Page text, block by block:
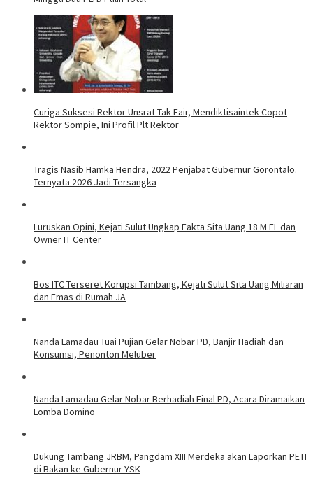
Curiga Suksesi Rektor Unsrat Tak Fair, Mendiktisaintek Copot
Rektor Sompie, Ini Profil Plt Rektor
Tragis Nasib Hamka Hendra, 2022 Penjabat Gubernur Gorontalo.
Ternyata 2026 Jadi Tersangka
Luruskan Opini, Kejati Sulut Ungkap Fakta Sita Uang 18 M EL dan
Owner IT Center
Bos ITC Terseret Korupsi Tambang, Kejati Sulut Sita Uang Miliaran
dan Emas di Rumah JA
Nanda Lamadau Tuai Pujian Gelar Nobar PD, Banjir Hadiah dan
Konsumsi, Penonton Meluber
Nanda Lamadau Gelar Nobar Berhadiah Final PD, Acara Diramaikan
Lomba Domino
Dukung Tambang JRBM, Pangdam XIII Merdeka akan Laporkan PETI
di Bakan ke Gubernur YSK